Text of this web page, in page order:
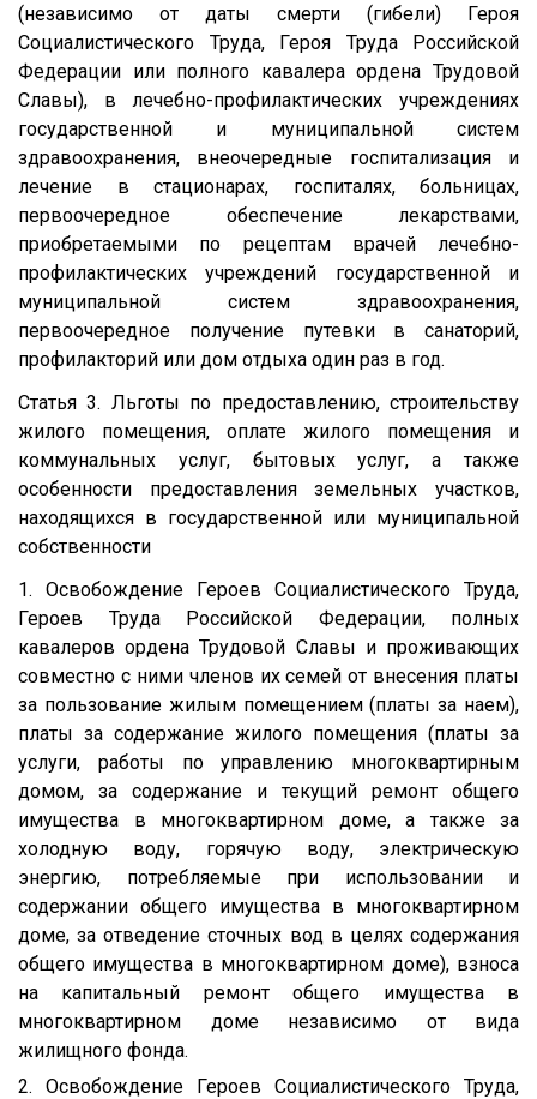
(независимо от даты смерти (гибели) Героя
Социалистического Труда, Героя Труда Российской
Федерации или полного кавалера ордена Трудовой
Славы), в лечебно-профилактических учреждениях
государственной и муниципальной систем
здравоохранения, внеочередные госпитализация и
лечение в стационарах, госпиталях, больницах,
первоочередное обеспечение лекарствами,
приобретаемыми по рецептам врачей лечебно-
профилактических учреждений государственной и
муниципальной систем здравоохранения,
первоочередное получение путевки в санаторий,
профилакторий или дом отдыха один раз в год.
Статья 3. Льготы по предоставлению, строительству
жилого помещения, оплате жилого помещения и
коммунальных услуг, бытовых услуг, а также
особенности предоставления земельных участков,
находящихся в государственной или муниципальной
собственности
1. Освобождение Героев Социалистического Труда,
Героев Труда Российской Федерации, полных
кавалеров ордена Трудовой Славы и проживающих
совместно с ними членов их семей от внесения платы
за пользование жилым помещением (платы за наем),
платы за содержание жилого помещения (платы за
услуги, работы по управлению многоквартирным
домом, за содержание и текущий ремонт общего
имущества в многоквартирном доме, а также за
холодную воду, горячую воду, электрическую
энергию, потребляемые при использовании и
содержании общего имущества в многоквартирном
доме, за отведение сточных вод в целях содержания
общего имущества в многоквартирном доме), взноса
на капитальный ремонт общего имущества в
многоквартирном доме независимо от вида
жилищного фонда.
2. Освобождение Героев Социалистического Труда,